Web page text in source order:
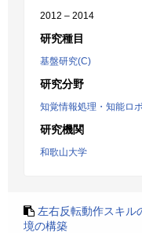
2012 – 2014
研究種目
基盤研究(C)
研究分野
知覚情報処理・知能ロ
研究機関
和歌山大学
左右反転動作スキル
境の構築